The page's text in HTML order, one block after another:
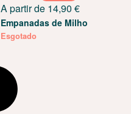
A partir de 14,90 €
Empanadas de Milho
Esgotado